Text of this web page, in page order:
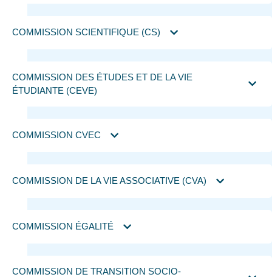
COMMISSION SCIENTIFIQUE (CS)
COMMISSION DES ÉTUDES ET DE LA VIE
ÉTUDIANTE (CEVE)
COMMISSION CVEC
COMMISSION DE LA VIE ASSOCIATIVE (CVA)
COMMISSION ÉGALITÉ
COMMISSION DE TRANSITION SOCIO-